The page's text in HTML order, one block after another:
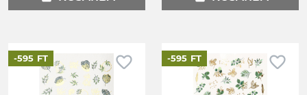
favorite_border
-595 FT favorite_border
-595 FT